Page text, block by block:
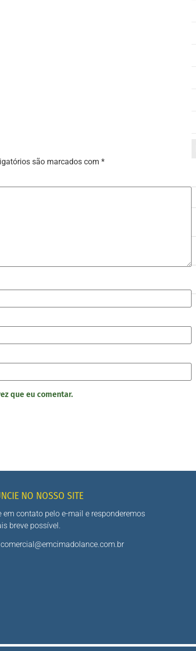
são marcados com *
que eu comentar.
NO NOSSO SITE
em contato pelo e-mail e responderemos
breve possível.
comercial@emcimadolance.com.br